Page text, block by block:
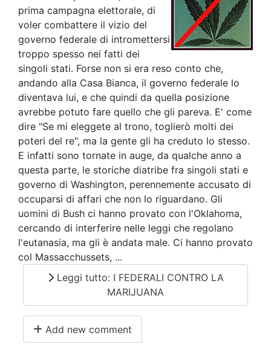
prima campagna elettorale, di
voler combattere il vizio del
governo federale di intromettersi
troppo spesso nei fatti dei
singoli stati. Forse non si era reso conto che,
andando alla Casa Bianca, il governo federale lo
diventava lui, e che quindi da quella posizione
avrebbe potuto fare quello che gli pareva. E' come
dire "Se mi eleggete al trono, toglierò molti dei
poteri del re", ma la gente gli ha creduto lo stesso.
E infatti sono tornate in auge, da qualche anno a
questa parte, le storiche diatribe fra singoli stati e
governo di Washington, perennemente accusato di
occuparsi di affari che non lo riguardano. Gli
uomini di Bush ci hanno provato con l'Oklahoma,
cercando di interferire nelle leggi che regolano
l'eutanasia, ma gli è andata male. Ci hanno provato
col Massacchussets, ...
Leggi tutto: I FEDERALI CONTRO LA
MARIJUANA
Add new comment